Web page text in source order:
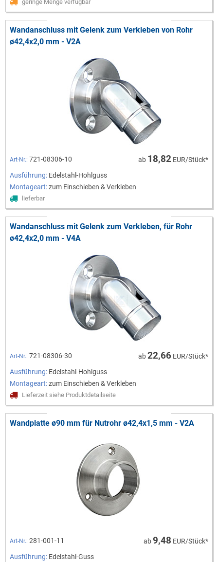
geringe Menge verfügbar
Wandanschluss mit Gelenk zum Verkleben von Rohr
ø42,4x2,0 mm - V2A
Art-Nr.: 721-08306-10 ab 18,82EUR/Stück*
Ausführung: Edelstahl-Hohlguss
Montageart:zum Einschieben & Verkleben
lieferbar
Wandanschluss mit Gelenk zum Verkleben, für Rohr
ø42,4x2,0 mm - V4A
Art-Nr.: 721-08306-30 ab22,66EUR/Stück*
Ausführung: Edelstahl-Hohlguss
Montageart:zum Einschieben & Verkleben
Lieferzeit siehe Produktdetailseite
Wandplatte ø90 mm für Nutrohr ø42,4x1,5 mm - V2A
Art-Nr.: 281-001-11 ab9,48 EUR/Stück*
Ausführung: Edelstahl-Guss